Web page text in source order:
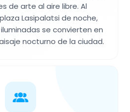
de arte al aire libre. Al
Lasipalatsi de noche,
se convierten en
nocturno de la ciudad.